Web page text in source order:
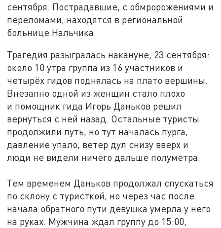
сентября. Пострадавшие, с обмророжениями и
переломами, находятся в региональной
больнице Нальчика.
Трагедия разыгралась накануне, 23 сентября:
около 10 утра группа из 16 участников и
четырёх гидов поднялась на плато вершины.
Внезапно одной из женщин стало плохо
и помощник гида Игорь Даньков решил
вернуться с ней назад. Остальные туристы
продолжили путь, но тут началась пурга,
давление упало, ветер дул снизу вверх и
люди не видели ничего дальше полуметра.
Тем временем Даньков продолжал спускаться
по склону с туристкой, но через час после
начала обратного пути девушка умерла у него
на руках. Мужчина ждал группу до 15:00,